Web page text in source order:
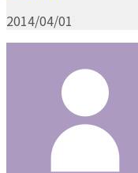
2014/04/01